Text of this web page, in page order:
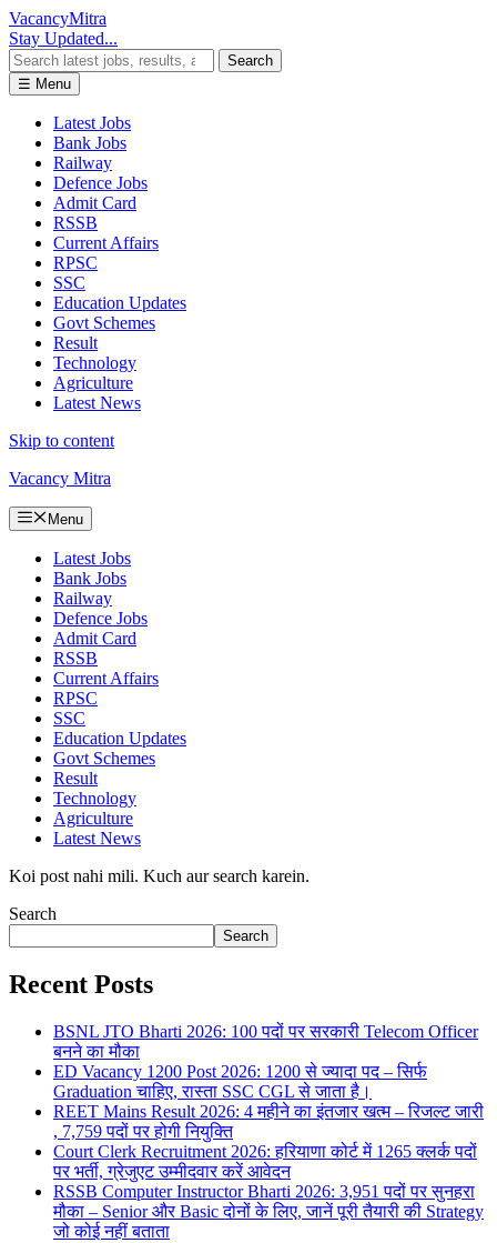
VacancyMitra
Stay Updated...
Search
☰ Menu
Latest Jobs
Bank Jobs
Railway
Defence Jobs
Admit Card
RSSB
Current Affairs
RPSC
SSC
Education Updates
Govt Schemes
Result
Technology
Agriculture
Latest News
Skip to content
Vacancy Mitra
Menu
Latest Jobs
Bank Jobs
Railway
Defence Jobs
Admit Card
RSSB
Current Affairs
RPSC
SSC
Education Updates
Govt Schemes
Result
Technology
Agriculture
Latest News
Koi post nahi mili. Kuch aur search karein.
Search
Search
Recent Posts
BSNL JTO Bharti 2026: 100 पदों पर सरकारी Telecom Officer
बनने का मौका
ED Vacancy 1200 Post 2026: 1200 से ज्यादा पद – सिर्फ
Graduation चाहिए, रास्ता SSC CGL से जाता है।
REET Mains Result 2026: 4 महीने का इंतजार खत्म – रिजल्ट जारी
, 7,759 पदों पर होगी नियुक्ति
Court Clerk Recruitment 2026: हरियाणा कोर्ट में 1265 क्लर्क पदों
पर भर्ती, ग्रेजुएट उम्मीदवार करें आवेदन
RSSB Computer Instructor Bharti 2026: 3,951 पदों पर सुनहरा
मौका – Senior और Basic दोनों के लिए, जानें पूरी तैयारी की Strategy
जो कोई नहीं बताता